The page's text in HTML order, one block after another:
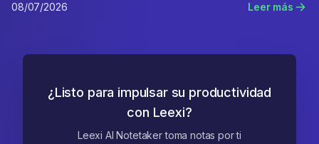
08/07/2026 Leer más
¿Listo para impulsar su productividad
con Leexi?
Leexi AI Notetaker toma notas por ti